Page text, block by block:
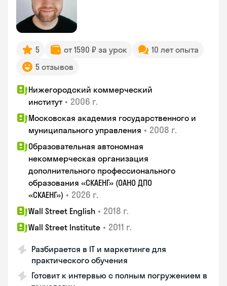
5 от 1590 ₽ за урок
10 лет опыта
5 отзывов
Нижегородский коммерческий
институт • 2006 г.
Московская академия государственного и
муниципального управления • 2008 г.
Образовательная автономная
некоммерческая организация
дополнительного профессионального
образования «СКАЕНГ» (ОАНО ДПО
«СКАЕНГ») • 2026 г.
Wall Street English • 2018 г.
Wall Street Institute • 2011 г.
Разбирается в IT и маркетинге для
практического обучения
Готовит к интервью с полным погружением в